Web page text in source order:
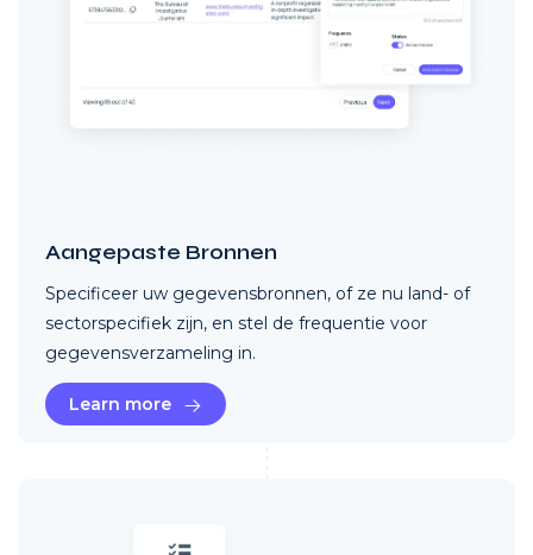
Aangepaste Bronnen
Specificeer uw gegevensbronnen, of ze nu land- of
sectorspecifiek zijn, en stel de frequentie voor
gegevensverzameling in.
Learn more